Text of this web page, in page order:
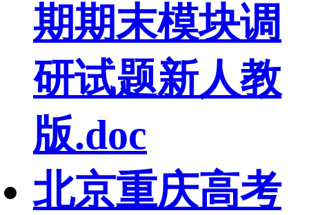
期期末模块调
研试题新人教
版.doc
北京重庆高考